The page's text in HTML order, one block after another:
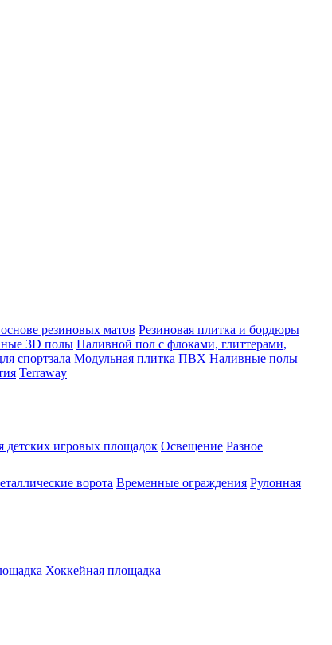
резиновых матов Резиновая плитка и бордюры
3D полы Наливной пол с флоками, глиттерами,
спортзала Модульная плитка ПВХ Наливные полы
Terraway
детских игровых площадок Освещение Разное
ворота Временные ограждения Рулонная
Хоккейная площадка